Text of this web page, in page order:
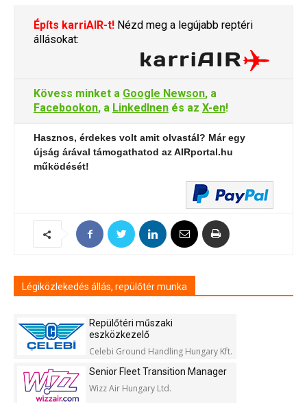
Építs karriAIR-t! Nézd meg a legújabb reptéri
állásokat:
Kövess minket a Google Newson, a
Facebookon, a LinkedInen és az X-en!
Hasznos, érdekes volt amit olvastál? Már egy
újság árával támogathatod az AIRportal.hu
működését!
Légiközlekedés állás, repülőtér munka
Repülőtéri műszaki
eszközkezelő
Celebi Ground Handling Hungary Kft.
Senior Fleet Transition Manager
Wizz Air Hungary Ltd.